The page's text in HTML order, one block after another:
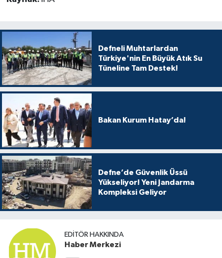
Defneli Muhtarlardan
Türkiye'nin En Büyük Atık Su
Tüneline Tam Destek!
Bakan Kurum Hatay’da!
Defne’de Güvenlik Üssü
Yükseliyor! Yeni Jandarma
Kompleksi Geliyor
EDITÖR HAKKINDA
Haber Merkezi